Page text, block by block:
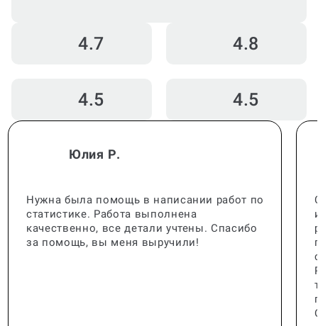
4.7 4.8
4.5 4.5
Юлия Р.
Нужна была помощь в написании работ по
статистике. Работа выполнена
качественно, все детали учтены. Спасибо
за помощь, вы меня выручили!